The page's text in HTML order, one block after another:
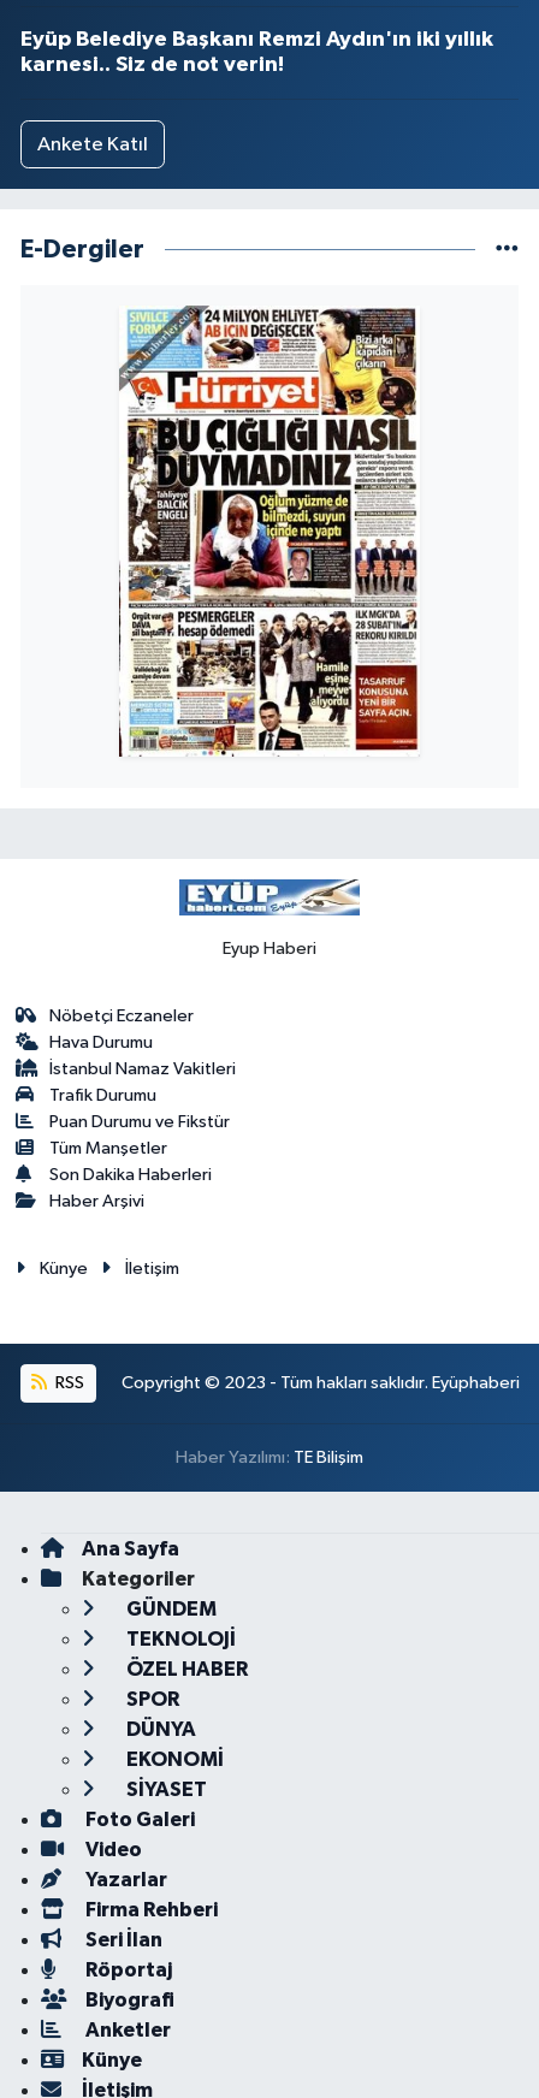
Eyüp Belediye Başkanı Remzi Aydın'ın iki yıllık
karnesi.. Siz de not verin!
Ankete Katıl
E-Dergiler
Eyup Haberi
Nöbetçi Eczaneler
Hava Durumu
İstanbul Namaz Vakitleri
Trafik Durumu
Puan Durumu ve Fikstür
Tüm Manşetler
Son Dakika Haberleri
Haber Arşivi
Künye İletişim
RSS Copyright © 2023 - Tüm hakları saklıdır. Eyüphaberi
Haber Yazılımı: TE Bilişim
Ana Sayfa
Kategoriler
GÜNDEM
TEKNOLOJİ
ÖZEL HABER
SPOR
DÜNYA
EKONOMİ
SİYASET
Foto Galeri
Video
Yazarlar
Firma Rehberi
Seri İlan
Röportaj
Biyografi
Anketler
Künye
İletişim